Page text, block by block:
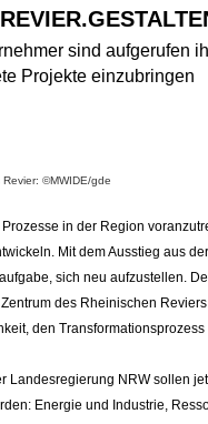
sind aufgerufen
Projekte einzubringen
©MWIDE/gde
in der Region
Mit dem Ausstieg aus
sich neu aufzustellen.
des Rheinischen
den
Landesregierung NRW sollen
Energie und Industrie,